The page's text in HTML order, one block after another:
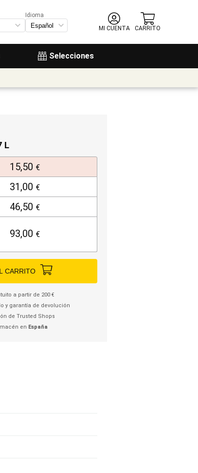
Selecciones
Idioma
MI CUENTA
CARRITO
L
15,50 €
31,00 €
46,50 €
93,00 €
CARRITO
a partir de 200 €
y garantía de devolución
de Trusted Shops
en España